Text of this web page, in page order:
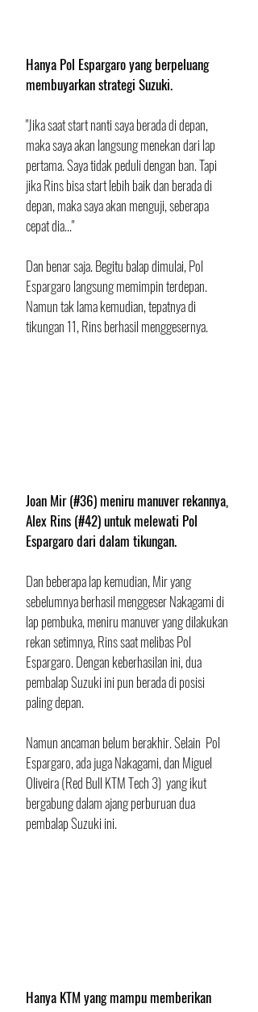
Hanya Pol Espargaro yang berpeluang
membuyarkan strategi Suzuki.
"Jika saat start nanti saya berada di depan,
maka saya akan langsung menekan dari lap
pertama. Saya tidak peduli dengan ban. Tapi
jika Rins bisa start lebih baik dan berada di
depan, maka saya akan menguji, seberapa
cepat dia..."
Dan benar saja. Begitu balap dimulai, Pol
Espargaro langsung memimpin terdepan.
Namun tak lama kemudian, tepatnya di
tikungan 11, Rins berhasil menggesernya.
Joan Mir (#36) meniru manuver rekannya,
Alex Rins (#42) untuk melewati Pol
Espargaro dari dalam tikungan.
Dan beberapa lap kemudian, Mir yang
sebelumnya berhasil menggeser Nakagami di
lap pembuka, meniru manuver yang dilakukan
rekan setimnya, Rins saat melibas Pol
Espargaro. Dengan keberhasilan ini, dua
pembalap Suzuki ini pun berada di posisi
paling depan.
Namun ancaman belum berakhir. Selain  Pol
Espargaro, ada juga Nakagami, dan Miguel
Oliveira (Red Bull KTM Tech 3)  yang ikut
bergabung dalam ajang perburuan dua
pembalap Suzuki ini.
Hanya KTM yang mampu memberikan